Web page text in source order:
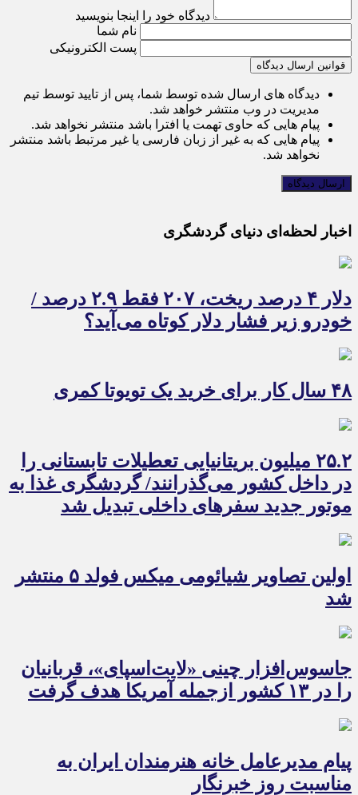
دیدگاه خود را اینجا بنویسید
نام شما
پست الکترونیکی
قوانین ارسال دیدگاه
دیدگاه های ارسال شده توسط شما، پس از تایید توسط تیم
مدیریت در وب منتشر خواهد شد.
پیام هایی که حاوی تهمت یا افترا باشد منتشر نخواهد شد.
پیام هایی که به غیر از زبان فارسی یا غیر مرتبط باشد منتشر
نخواهد شد.
اخبار لحظه‌ای دنیای گردشگری
دلار ۴ درصد ریخت، ۲۰۷ فقط ۲.۹ درصد /
خودرو زیر فشار دلار کوتاه می‌آید؟
۴۸ سال کار برای خرید یک تویوتا کمری
۲۵.۲ میلیون بریتانیایی تعطیلات تابستانی را
در داخل کشور می‌گذرانند/ گردشگری غذا به
موتور جدید سفرهای داخلی تبدیل شد
اولین تصاویر شیائومی میکس فولد ۵ منتشر
شد
جاسوس‌افزار چینی «لایت‌اسپای»، قربانیان
را در ۱۳ کشور ازجمله آمریکا هدف گرفت
پیام مدیرعامل خانه هنرمندان ایران به
مناسبت روز خبرنگار